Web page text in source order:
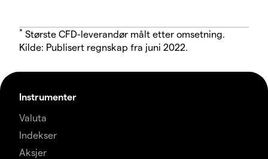
* Største CFD-leverandør målt etter omsetning.
Kilde: Publisert regnskap fra juni 2022.
Instrumenter
Valuta
Indekser
Aksjer